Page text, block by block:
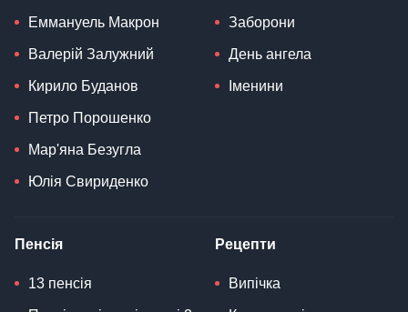
Еммануель Макрон
Валерій Залужний
Кирило Буданов
Петро Порошенко
Мар'яна Безугла
Юлія Свириденко
Заборони
День ангела
Іменини
Пенсія
13 пенсія
Рецепти
Випічка